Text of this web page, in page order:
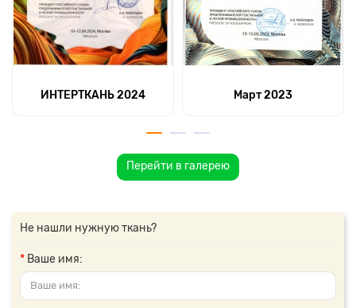
ИНТЕРТКАНЬ 2024 Март 2023
Перейти в галерею
Не нашли нужную ткань?
Ваше имя: